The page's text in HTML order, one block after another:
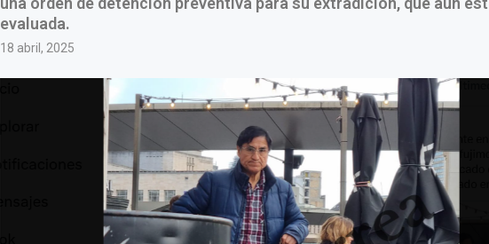
evaluada.
18 abril, 2025